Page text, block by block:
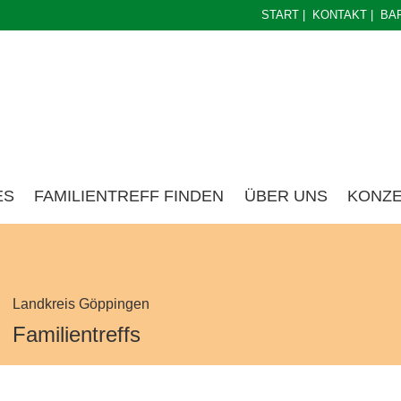
START KONTAKT
FAMILIENTREFF FINDEN ÜBER UNS
Landkreis Göppingen
Familientreffs